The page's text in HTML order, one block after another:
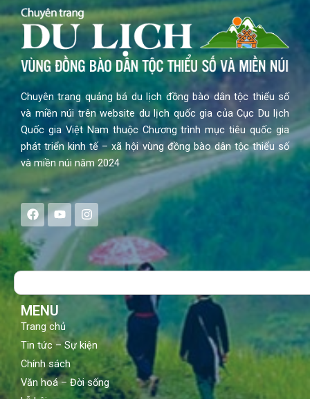
Chuyên trang quảng bá du lịch đồng bào dân tộc thiểu số
và miền núi trên website du lịch quốc gia của Cục Du lịch
Quốc gia Việt Nam thuộc Chương trình mục tiêu quốc gia
phát triển kinh tế – xã hội vùng đồng bào dân tộc thiểu số
và miền núi năm 2024
F
a
c
e
b
o
Y
o
u
t
u
b
I
n
s
a
g
Search
MENU
Trang chủ
Tin tức – Sự kiện
Chính sách
Văn hoá – Đời sống